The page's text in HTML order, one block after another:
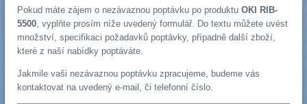
Pokud máte zájem o nezávaznou poptávku po produktu OKI RIB-
5500, vyplňte prosím níže uvedený formulář. Do textu můžete uvést
množství, specifikaci požadavků poptávky, případně další zboží,
které z naší nabídky poptáváte.
Jakmile vaši nezávaznou poptávku zpracujeme, budeme vás
kontaktovat na uvedený e-mail, či telefonní číslo.